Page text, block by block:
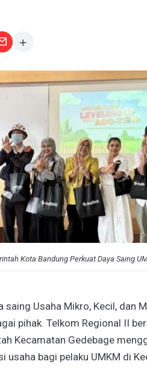
Kota Bandung Perkuat Daya Saing
saing Usaha Mikro, Kecil, dan
pihak. Telkom Regional II
Kecamatan Gedebage
usaha bagi pelaku UMKM di